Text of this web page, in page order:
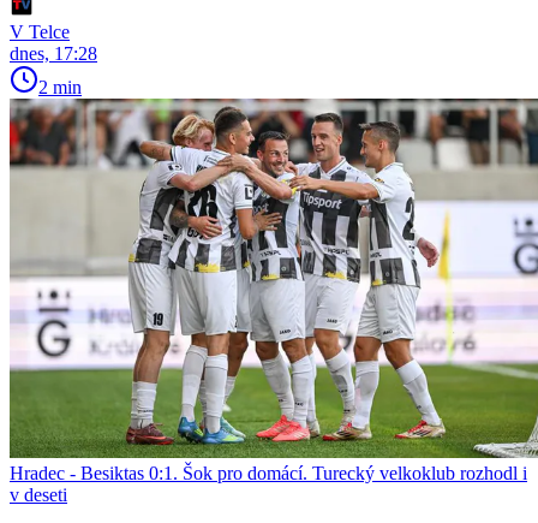
V Telce
dnes, 17:28
2 min
Hradec - Besiktas 0:1. Šok pro domácí. Turecký velkoklub rozhodl i
v deseti